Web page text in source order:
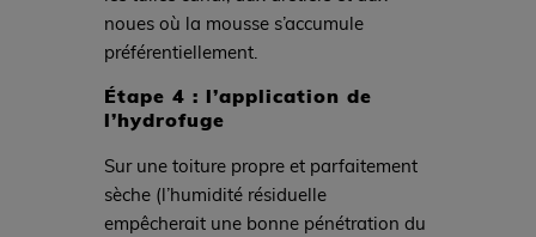
noues où la mousse s’accumule
préférentiellement.
Étape 4 : l’application de
l’hydrofuge
Sur une toiture propre et parfaitement
sèche (l’humidité résiduelle
empêcherait une bonne pénétration du